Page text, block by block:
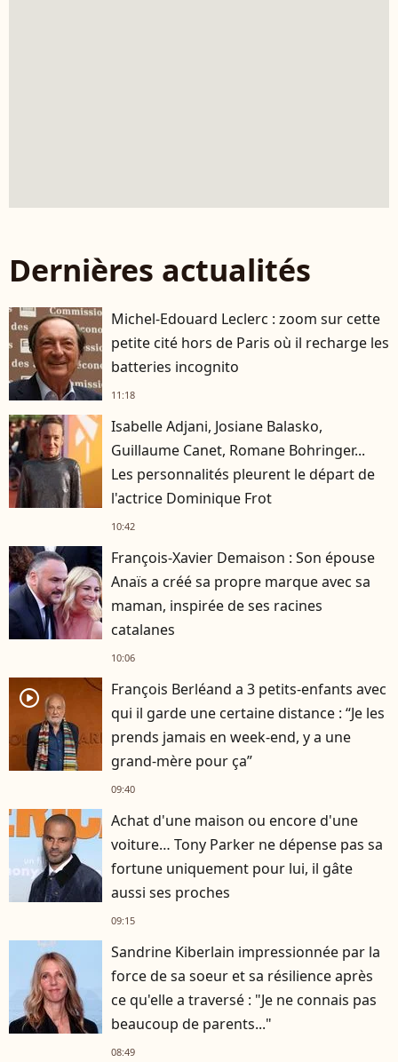
Dernières actualités
Michel-Edouard Leclerc : zoom sur cette
petite cité hors de Paris où il recharge les
batteries incognito
11:18
Isabelle Adjani, Josiane Balasko,
Guillaume Canet, Romane Bohringer...
Les personnalités pleurent le départ de
l'actrice Dominique Frot
10:42
François-Xavier Demaison : Son épouse
Anaïs a créé sa propre marque avec sa
maman, inspirée de ses racines
catalanes
10:06
player2
François Berléand a 3 petits-enfants avec
qui il garde une certaine distance : “Je les
prends jamais en week-end, y a une
grand-mère pour ça”
09:40
Achat d'une maison ou encore d'une
voiture… Tony Parker ne dépense pas sa
fortune uniquement pour lui, il gâte
aussi ses proches
09:15
Sandrine Kiberlain impressionnée par la
force de sa soeur et sa résilience après
ce qu'elle a traversé : "Je ne connais pas
beaucoup de parents..."
08:49